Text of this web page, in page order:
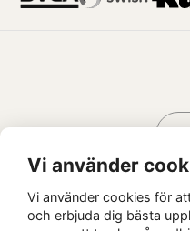
AV
Vi använder
Vi använder cookies för
och erbjuda dig bästa